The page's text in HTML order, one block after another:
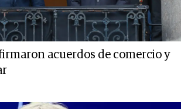
acuerdos de comercio y